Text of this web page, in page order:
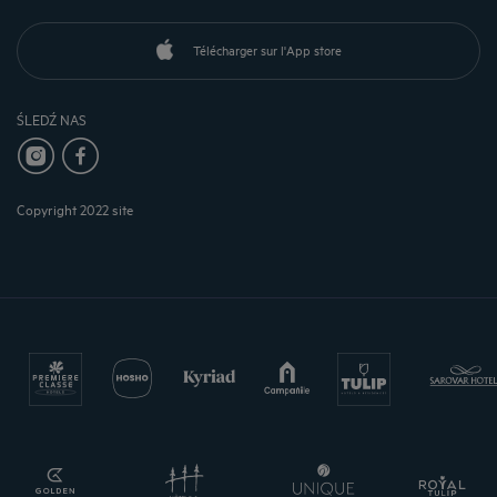
Télécharger sur l'App store
ŚLEDŹ NAS
Copyright 2022 site